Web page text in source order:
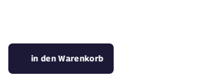
in den Warenkorb